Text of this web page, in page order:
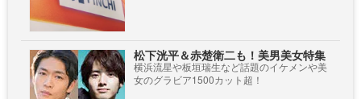
松下洸平＆赤楚衛二も！美男美女特集
横浜流星や板垣瑞生など話題のイケメンや美
女のグラビア1500カット超！